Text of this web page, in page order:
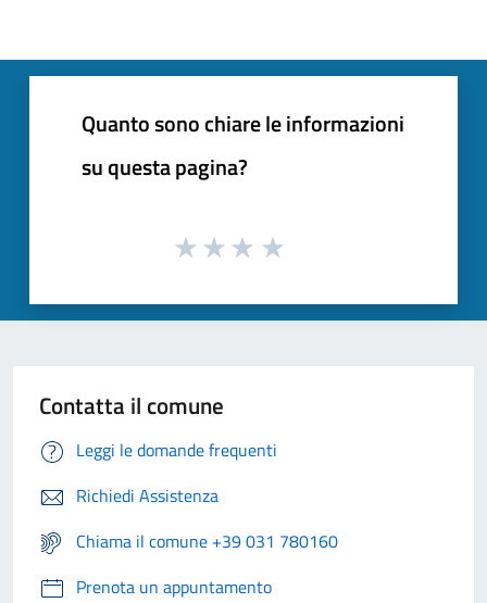
Quanto sono chiare le informazioni
su questa pagina?
Contatta il comune
Leggi le domande frequenti
Richiedi Assistenza
Chiama il comune +39 031 780160
Prenota un appuntamento